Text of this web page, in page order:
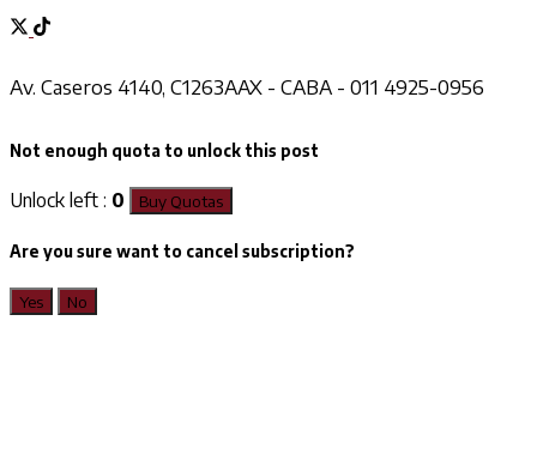
Av. Caseros 4140, C1263AAX - CABA - 011 4925-0956
Not enough quota to unlock this post
Unlock left : 0 Buy Quotas
Are you sure want to cancel subscription?
Yes No